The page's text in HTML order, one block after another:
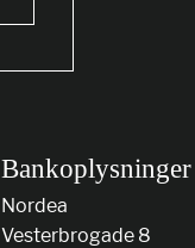
Bankoplysninger
Nordea
Vesterbrogade 8